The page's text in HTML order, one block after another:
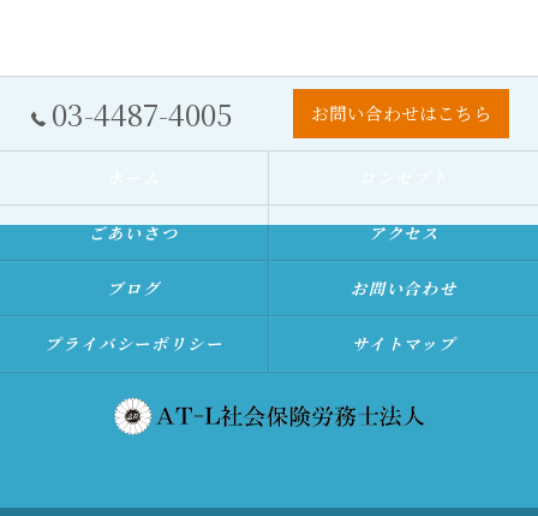
03-4487-4005 お問い合わせはこちら
ごあいさつ アクセス
ブログ お問い合わせ
プライバシーポリシー サイトマップ